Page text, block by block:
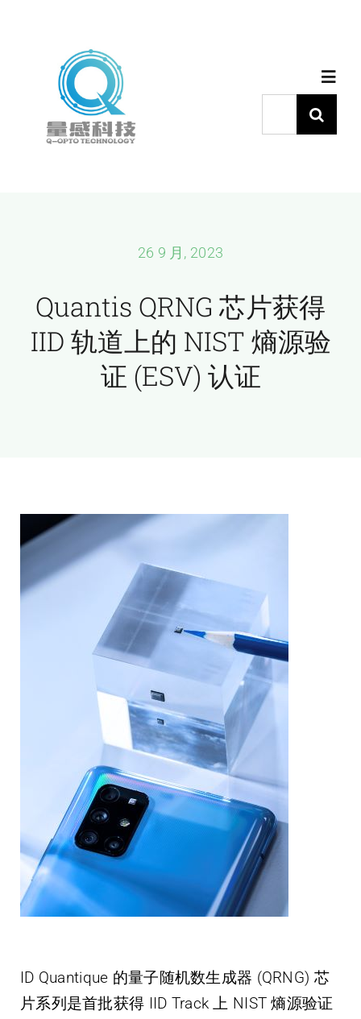
应用中心
下载中心
联系我们
索：
26 9 月, 2023
Quantis QRNG 芯片获得
IID 轨道上的 NIST 熵源验
证 (ESV) 认证
ID Quantique 的量子随机数生成器 (QRNG) 芯
片系列是首批获得 IID Track 上 NIST 熵源验证